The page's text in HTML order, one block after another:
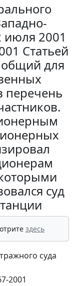
июля 2001
Статьей
для
перечень
суд
здесь
суда
2001